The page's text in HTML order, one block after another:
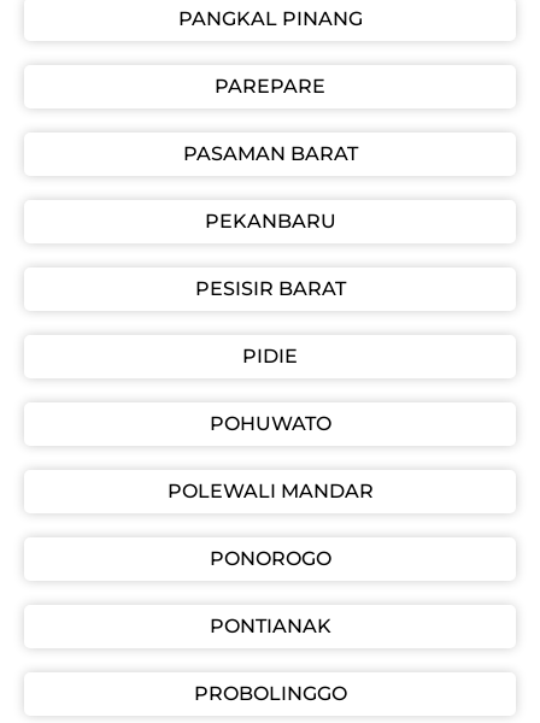
PANGKAL PINANG
PAREPARE
PASAMAN BARAT
PEKANBARU
PESISIR BARAT
PIDIE
POHUWATO
POLEWALI MANDAR
PONOROGO
PONTIANAK
PROBOLINGGO